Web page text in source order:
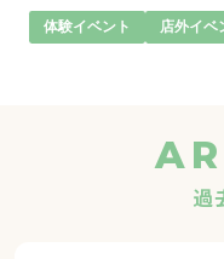
体験イベント 店外イベ
過